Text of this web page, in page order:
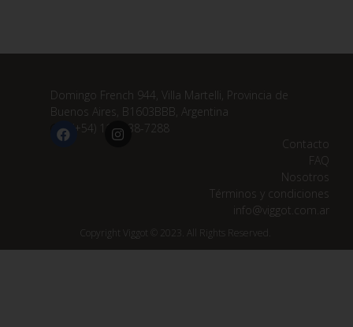
Domingo French 944, Villa Martelli, Provincia de
Buenos Aires, B1603BBB, Argentina
(+54) 11 3838-7288
Contacto
FAQ
Nosotros
Términos y condiciones
info@viggot.com.ar
Copyright Viggot © 2023. All Rights Reserved.